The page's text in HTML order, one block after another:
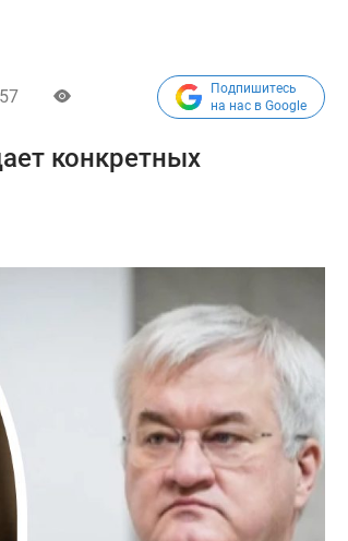
Подпишитесь
на нас в Google
конкретных